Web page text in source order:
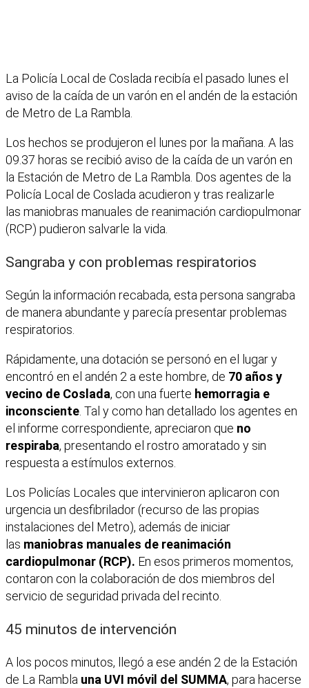
La Policía Local de Coslada recibía el pasado lunes el
aviso de la caída de un varón en el andén de la estación
de Metro de La Rambla.
Los hechos se produjeron el lunes por la mañana. A las
09.37 horas se recibió aviso de la caída de un varón en
la Estación de Metro de La Rambla. Dos agentes de la
Policía Local de Coslada acudieron y tras realizarle
las maniobras manuales de reanimación cardiopulmonar
(RCP) pudieron salvarle la vida.
Sangraba y con problemas respiratorios
Según la información recabada, esta persona sangraba
de manera abundante y parecía presentar problemas
respiratorios.
Rápidamente, una dotación se personó en el lugar y
encontró en el andén 2 a este hombre, de 70 años y
vecino de Coslada, con una fuerte hemorragia e
inconsciente. Tal y como han detallado los agentes en
el informe correspondiente, apreciaron que no
respiraba, presentando el rostro amoratado y sin
respuesta a estímulos externos.
Los Policías Locales que intervinieron aplicaron con
urgencia un desfibrilador (recurso de las propias
instalaciones del Metro), además de iniciar
las maniobras manuales de reanimación
cardiopulmonar (RCP). En esos primeros momentos,
contaron con la colaboración de dos miembros del
servicio de seguridad privada del recinto.
45 minutos de intervención
A los pocos minutos, llegó a ese andén 2 de la Estación
de La Rambla una UVI móvil del SUMMA, para hacerse